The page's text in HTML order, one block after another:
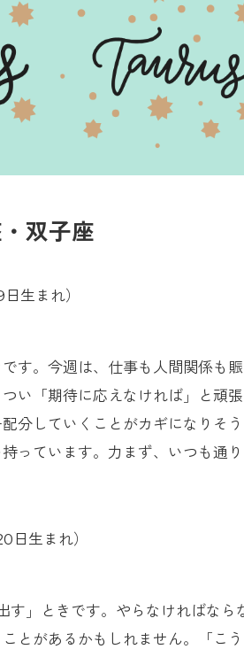
双子座
生まれ）
です。今週は、仕事も人間関係も
い「期待に応えなければ」と頑
分していくことがカギになりそ
っています。力まず、いつも通り
日生まれ）
す」ときです。やらなければな
とがあるかもしれません。「こ